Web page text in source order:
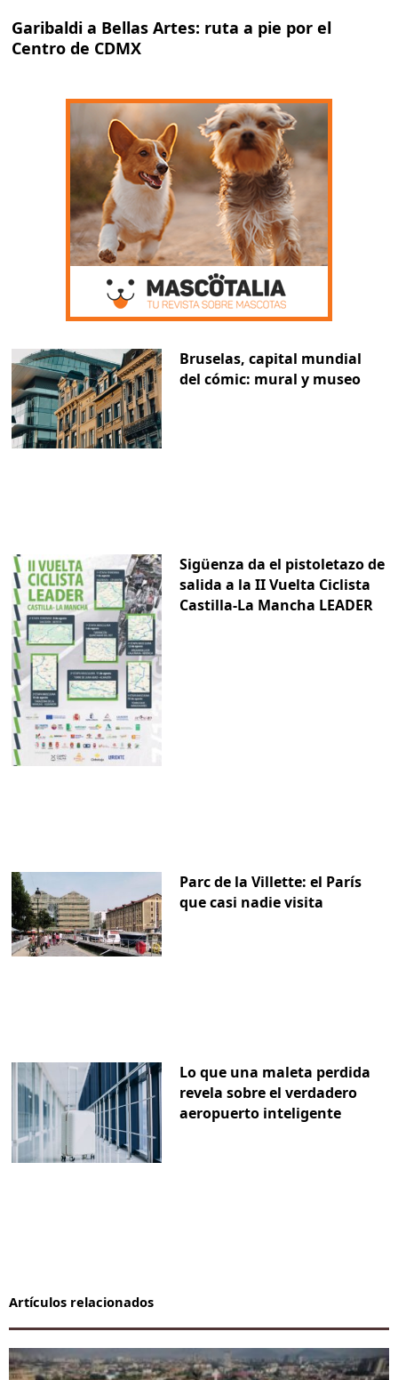
Garibaldi a Bellas Artes: ruta a pie por el
Centro de CDMX
Bruselas, capital mundial
del cómic: mural y museo
Sigüenza da el pistoletazo de
salida a la II Vuelta Ciclista
Castilla-La Mancha LEADER
Parc de la Villette: el París
que casi nadie visita
Lo que una maleta perdida
revela sobre el verdadero
aeropuerto inteligente
Artículos relacionados